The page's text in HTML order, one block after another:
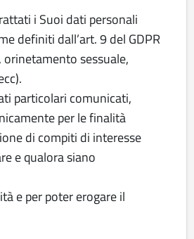
i Suoi dati personali
definiti dall’art. 9 del GDPR
sessuale,
particolari comunicati,
per le finalità
di compiti di interesse
e qualora siano
e per poter erogare il